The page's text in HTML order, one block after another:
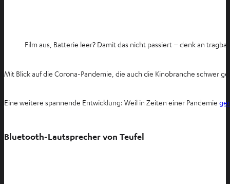
Film aus, Batterie leer? Damit das nicht passiert – denk an
Mit Blick auf die Corona-Pandemie, die auch die Kinobranche schwer
Eine weitere spannende Entwicklung: Weil in Zeiten einer Pandemie
Bluetooth-Lautsprecher von Teufel